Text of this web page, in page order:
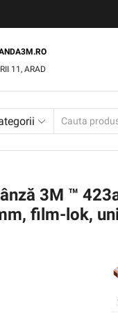
11, ARAD
3M ™
film-lok,